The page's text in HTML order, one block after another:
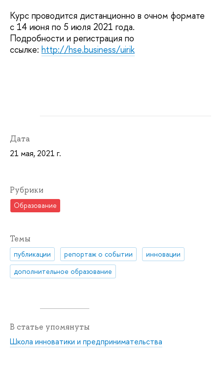
Курс проводится дистанционно в очном формате
с 14 июня по 5 июля 2021 года.
Подробности и регистрация по
ссылке: http://hse.business/uirik
Дата
21 мая, 2021 г.
Рубрики
Образование
Темы
публикации репортаж о событии
инновации
дополнительное образование
В статье упомянуты
Школа инноватики и предпринимательства